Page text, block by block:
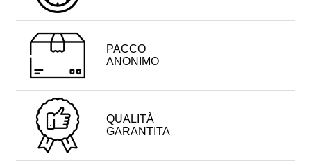
PACCO
ANONIMO
QUALITÀ
GARANTITA